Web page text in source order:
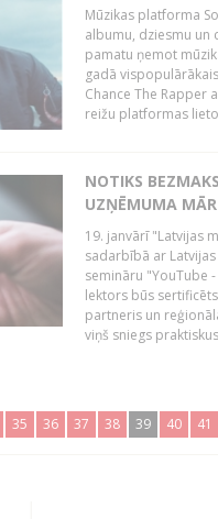
Mūzikas platforma
albumu, dziesmu un
pamatu ņemot
gadā
Chance The Rapper
reižu platformas
NOTIKS
UZŅĒMUMA
19. janvārī "Latvijas
sadarbībā ar
semināru "YouTube
lektors būs
partneris un
viņš sniegs
35 36 37 38 39 40 41